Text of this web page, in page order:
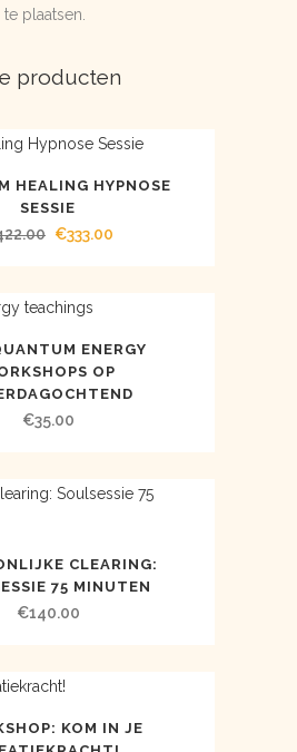
plaatsen.
producten
HEALING HYPNOSE
SESSIE
Oorspronkelijke
€422.00.
€333.00
ENERGY
OP
€35.00
CLEARING:
75 MINUTEN
€140.00
KOM IN JE